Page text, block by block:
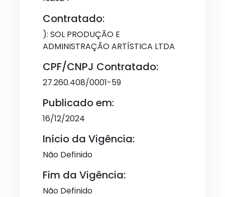
Contratado:
): SOL PRODUÇÃO E
ADMINISTRAÇÃO ARTÍSTICA LTDA
CPF/CNPJ Contratado:
27.260.408/0001-59
Publicado em:
16/12/2024
Início da Vigência:
Não Definido
Fim da Vigência:
Não Definido